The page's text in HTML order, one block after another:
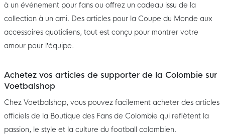
à un événement pour fans ou offrez un cadeau issu de la
collection à un ami. Des articles pour la Coupe du Monde aux
accessoires quotidiens, tout est conçu pour montrer votre
amour pour l’équipe.
Achetez vos articles de supporter de la Colombie sur
Voetbalshop
Chez Voetbalshop, vous pouvez facilement acheter des articles
officiels de la Boutique des Fans de Colombie qui reflètent la
passion, le style et la culture du football colombien.